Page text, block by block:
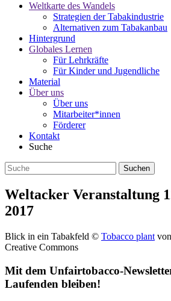
Weltkarte des Wandels
Strategien der Tabakindustrie
Alternativen zum Tabakanbau
Hintergrund
Globales Lernen
Für Lehrkräfte
Für Kinder und Jugendliche
Material
Über uns
Über uns
Mitarbeiter*innen
Förderer
Kontakt
Suche
Weltacker Veranstaltung
2017
Blick in ein Tabakfeld © Tobacco plant von
Creative Commons
Mit dem Unfairtobacco-
Laufenden bleiben!